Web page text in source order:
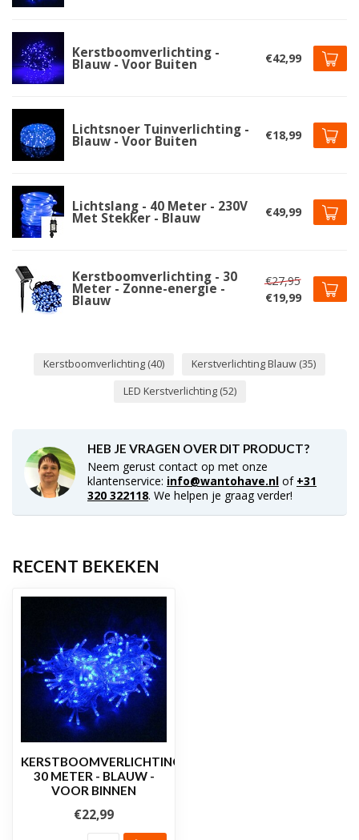
Kerstboomverlichting -
Blauw - Voor Buiten €42,99
Lichtsnoer Tuinverlichting -
Blauw - Voor Buiten €18,99
Lichtslang - 40 Meter - 230V
Met Stekker - Blauw €49,99
Kerstboomverlichting - 30
Meter - Zonne-energie -
Blauw
€27,95
€19,99
Kerstboomverlichting (40) Kerstverlichting Blauw (35)
LED Kerstverlichting (52)
HEB JE VRAGEN OVER DIT PRODUCT?
Neem gerust contact op met onze
klantenservice: info@wantohave.nl of +31
320 322118. We helpen je graag verder!
RECENT BEKEKEN
KERSTBOOMVERLICHTING
30 METER - BLAUW -
VOOR BINNEN
€22,99